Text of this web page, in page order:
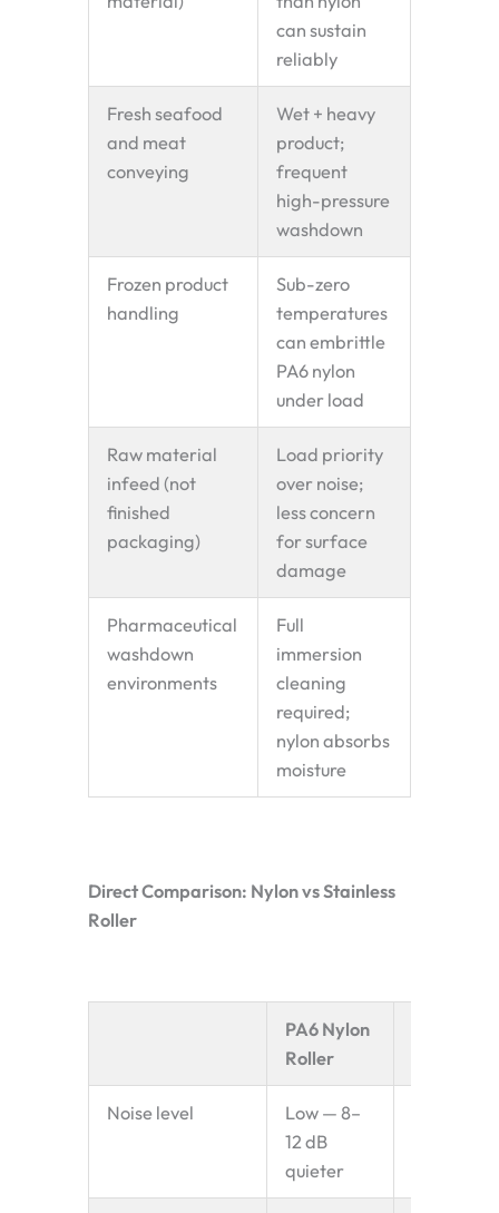
can sustain
reliably
Fresh seafood
and meat
conveying
Wet + heavy
product;
frequent
high-pressure
washdown
Frozen product
handling
Sub-zero
temperatures
can embrittle
PA6 nylon
under load
Raw material
infeed (not
finished
packaging)
Load priority
over noise;
less concern
for surface
damage
Pharmaceutical
washdown
environments
Full
immersion
cleaning
required;
nylon absorbs
moisture
Direct Comparison: Nylon vs Stainless
Roller
PA6 Nylon
Roller
Noise level
Low — 8–
12 dB
quieter